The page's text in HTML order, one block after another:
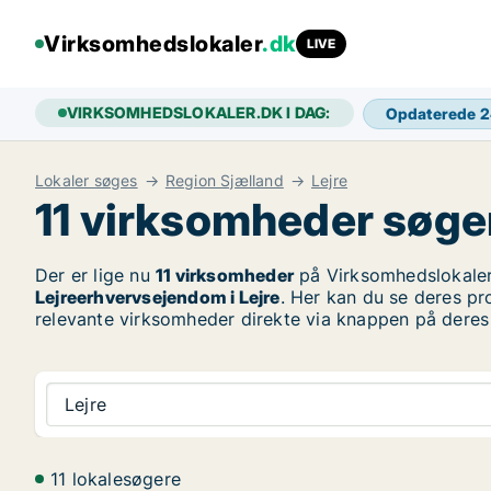
Virksomhedslokaler.dk LIVE
VIRKSOMHEDSLOKALER.DK I DAG: Opdaterede
Lokaler søges Region Sjælland Lejre
11 virksomheder
Der er lige nu 11 virksomhederpå
Lejreerhvervsejendom i Lejre. Her kan du se deres
relevante virksomheder direkte via knappen på
Lejre
11 lokalesøgere